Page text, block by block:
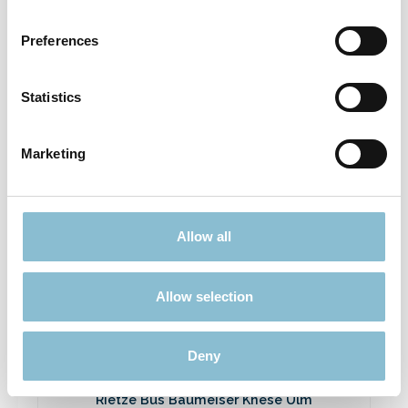
Preferences
Statistics
Marketing
Allow all
Allow selection
Deny
Rietze Bus Baumeiser Knese Ulm